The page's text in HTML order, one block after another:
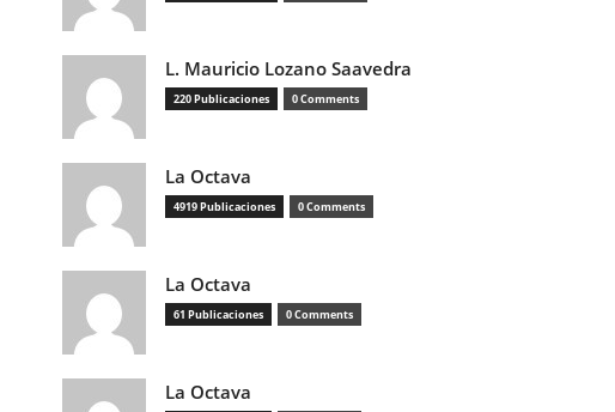
L. Mauricio Lozano Saavedra
220 Publicaciones 0 Comments
La Octava
4919 Publicaciones 0 Comments
La Octava
61 Publicaciones 0 Comments
La Octava